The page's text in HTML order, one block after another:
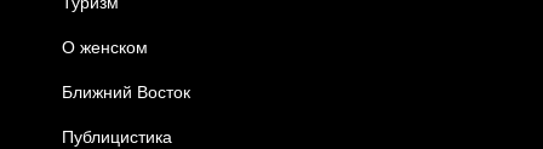
О женском
Ближний Восток
Публицистика